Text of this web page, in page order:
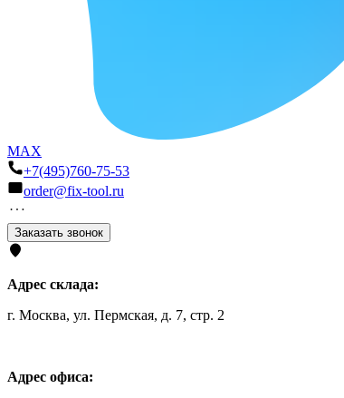
MAX
+7(495)760-75-53
order@fix-tool.ru
Заказать звонок
Адрес склада:
г. Москва, ул. Пермская, д. 7, стр. 2
Адрес офиса: